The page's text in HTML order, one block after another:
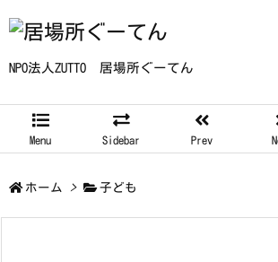
NPO法人ZUTTO 居場所ぐーてん
Menu Sidebar Prev
ホーム > 子ども